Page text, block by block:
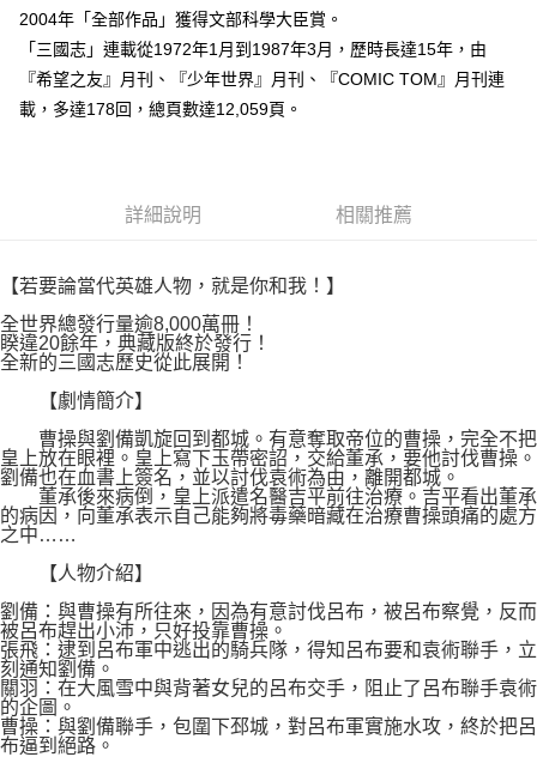
任。
４．使用「AFTEE先享後付」時，將依據個別帳號之用戶狀況，依本公司即
時審查核予不同之上限額度；若仍有額度不足之情形，本公司將視審查結果
請求用戶進行身份認證。
５．嚴禁一人註冊多個帳號或使用他人資訊註冊。若發現惡意使用之情形，
恩沛科技股份有限公司將有權停止該用戶之使用額度並採取法律行動。
每筆NT$100，滿NT$800(含以上)免運費
國家/地區配送 查看運費
2004年「全部作品」獲得文部科學大臣賞。
「三國志」連載從1972年1月到1987年3月，歷時長達15年，由
『希望之友』月刊、『少年世界』月刊、『COMIC TOM』月刊連
載，多達178回，總頁數達12,059頁。
詳細說明 相關推薦
【若要論當代英雄人物，就是你和我！】
全世界總發行量逾8,000萬冊！
睽違20餘年，典藏版終於發行！
全新的三國志歷史從此展開！
【劇情簡介】
曹操與劉備凱旋回到都城。有意奪取帝位的曹操，完全不把
皇上放在眼裡。皇上寫下玉帶密詔，交給董承，要他討伐曹操。
劉備也在血書上簽名，並以討伐袁術為由，離開都城。
董承後來病倒，皇上派遣名醫吉平前往治療。吉平看出董承
的病因，向董承表示自己能夠將毒藥暗藏在治療曹操頭痛的處方
之中……
【人物介紹】
劉備：與曹操有所往來，因為有意討伐呂布，被呂布察覺，反而
被呂布趕出小沛，只好投靠曹操。
張飛：逮到呂布軍中逃出的騎兵隊，得知呂布要和袁術聯手，立
刻通知劉備。
關羽：在大風雪中與背著女兒的呂布交手，阻止了呂布聯手袁術
的企圖。
曹操：與劉備聯手，包圍下邳城，對呂布軍實施水攻，終於把呂
布逼到絕路。